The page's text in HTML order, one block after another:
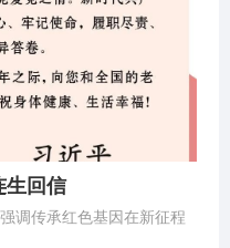
生回信
调传承红色基因在新征程